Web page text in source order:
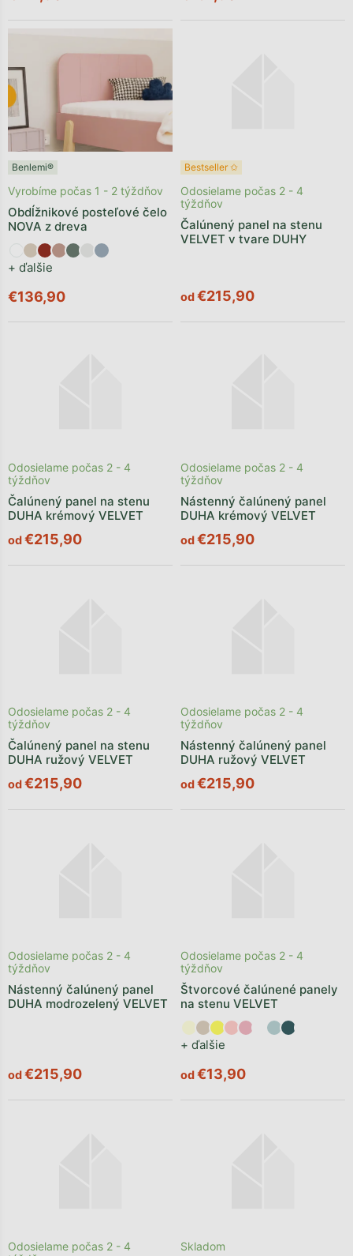
Benlemi®
Obdĺžnikové posteľové čelo
NOVA z dreva
+ ďalšie
Vyrobíme počas 1 - 2 týždňov
€136,90
Bestseller ✩
Čalúnený panel na stenu
VELVET v tvare DUHY
Odosielame počas 2 - 4
týždňov
od€215,90
Čalúnený panel na stenu
DUHA krémový VELVET
Odosielame počas 2 - 4
týždňov
od€215,90
Nástenný čalúnený panel
DUHA krémový VELVET
Odosielame počas 2 - 4
týždňov
od€215,90
Čalúnený panel na stenu
DUHA ružový VELVET
Odosielame počas 2 - 4
týždňov
od€215,90
Nástenný čalúnený panel
DUHA ružový VELVET
Odosielame počas 2 - 4
týždňov
od€215,90
Nástenný čalúnený panel
DUHA modrozelený VELVET
Odosielame počas 2 - 4
týždňov
od€215,90
Štvorcové čalúnené panely
na stenu VELVET
+ ďalšie
Odosielame počas 2 - 4
týždňov
od€13,90
Odosielame počas 2 - 4
Skladom